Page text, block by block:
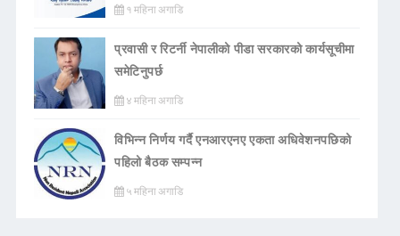
१ महिना अगाडि
प्रवासी र रिटर्नी नेपालीको पीडा सरकारको कार्यसूचीमा
समेटिनुपर्छ
४ महिना अगाडि
विभिन्न निर्णय गर्दै एनआरएनए एकता अधिवेशनपछिको
पहिलो बैठक सम्पन्न
५ महिना अगाडि